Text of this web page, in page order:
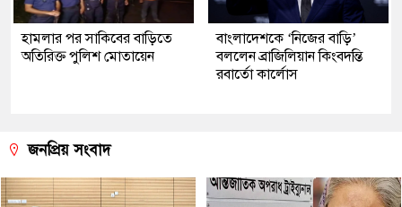
হামলার পর সাকিবের বাড়িতে
অতিরিক্ত পুলিশ মোতায়েন
বাংলাদেশকে ‘নিজের বাড়ি’
বললেন ব্রাজিলিয়ান কিংবদন্তি
রবার্তো কার্লোস
জনপ্রিয় সংবাদ